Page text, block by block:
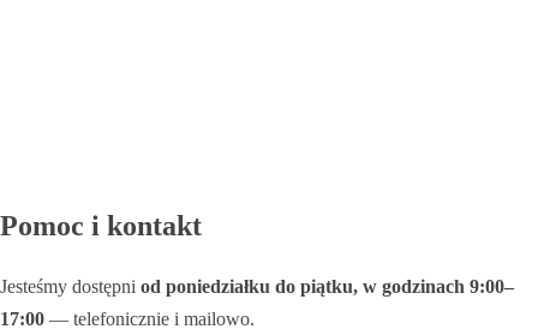
Pomoc i kontakt
Jesteśmy dostępni od poniedziałku do piątku, w godzinach 9:00–
17:00 — telefonicznie i mailowo.